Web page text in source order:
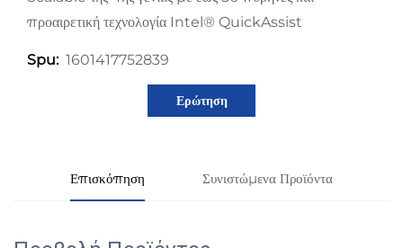
προαιρετική τεχνολογία Intel® QuickAssist
Spu: 1601417752839
Ερώτηση
Επισκόπηση Συνιστώμενα Προϊόντα